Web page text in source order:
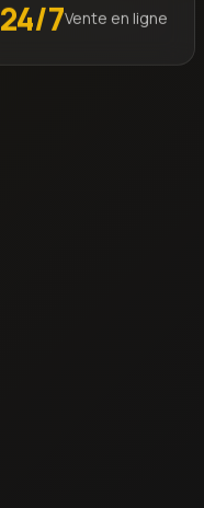
24/7Vente en ligne